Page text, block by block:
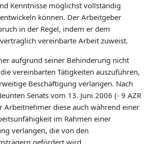
Kenntnisse möglichst vollständig
können. Der Arbeitgeber
in der Regel, indem er dem
vereinbarte Arbeit zuweist.
aufgrund seiner Behinderung nicht
vereinbarten Tätigkeiten auszuführen,
Beschäftigung verlangen. Nach
Senats vom 13. Juni 2006 (- 9 AZR
Arbeitnehmer diese auch während einer
im Rahmen einer
verlangen, die von den
gefördert wird.